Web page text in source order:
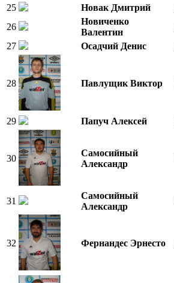
25
Новак Дмитрий
26
Новиченко
Валентин
27
Осадчий Денис
28 Павлущик Виктор
29 Папуч Алексей
30
Самосийный
Александр
31
Самосийный
Александр
32 Фернандес Эрнесто